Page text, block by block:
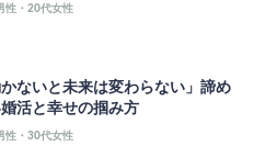
性・20代女性
かないと未来は変わらない」諦め
活と幸せの掴み方
性・30代女性